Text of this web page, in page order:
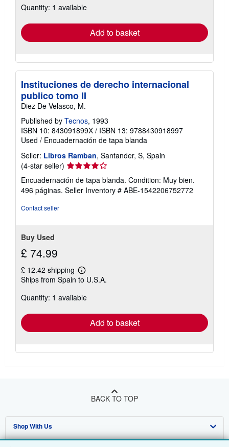
shipping
Quantity: 1 available
Add to basket
Instituciones de derecho internacional
publico tomo II
Diez De Velasco, M.
Published by Tecnos, 1993
ISBN 10: 843091899X / ISBN 13: 9788430918997
Used / Encuadernación de tapa blanda
Seller: Libros Ramban, Santander, S, Spain
(4-star seller) Seller
rating
4
out
Encuadernación de tapa blanda. Condition: Muy bien.
496 páginas. Seller Inventory # ABE-1542206752772
Contact seller
Buy Used
£ 74.99
£ 12.42 shipping
Learn
more
shipping
Ships from Spain to U.S.A.
Quantity: 1 available
Add to basket
BACK TO TOP
Shop With Us